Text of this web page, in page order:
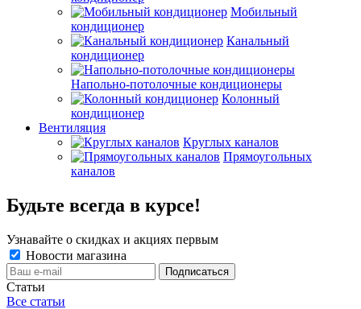
Мобильный
кондиционер
Канальный
кондиционер
Напольно-потолочные кондиционеры
Колонный
кондиционер
Вентиляция
Круглых каналов
Прямоугольных
каналов
Будьте всегда в курсе!
Узнавайте о скидках и акциях первым
Новости магазина
Статьи
Все статьи